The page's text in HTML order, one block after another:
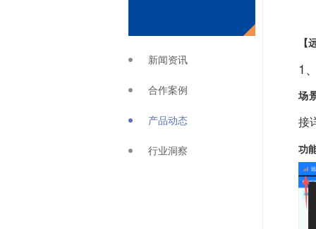
新闻资讯
合作案例
产品动态
行业洞察
【
1
场
接
功